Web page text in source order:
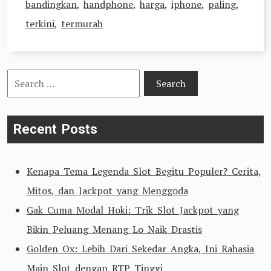
bandingkan, handphone, harga, iphone, paling,
terkini, termurah
Search
for:
Recent Posts
Kenapa Tema Legenda Slot Begitu Populer? Cerita,
Mitos, dan Jackpot yang Menggoda
Gak Cuma Modal Hoki: Trik Slot Jackpot yang
Bikin Peluang Menang Lo Naik Drastis
Golden Ox: Lebih Dari Sekedar Angka, Ini Rahasia
Main Slot dengan RTP Tinggi